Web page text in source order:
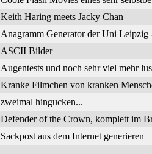
Keith Haring meets Jacky Chan
Anagramm Generator der Uni
ASCII Bilder
Augentests und noch sehr viel mehr
Kranke Filmchen von kranken
zweimal hingucken...
Defender of the Crown, komplett im
Sackpost aus dem Internet generieren